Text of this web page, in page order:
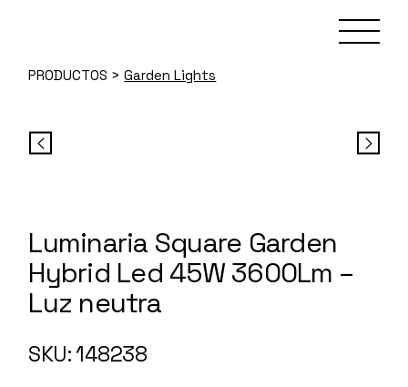
PRODUCTOS >Garden Lights
Luminaria Square Garden
Hybrid Led 45W 3600Lm –
Luz neutra
SKU: 148238